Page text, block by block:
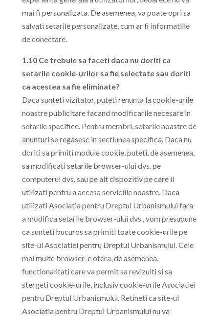
mai fi personalizata. De asemenea, va poate opri sa
salvati setarile personalizate, cum ar fi informatiile
de conectare.
1.10 Ce trebuie sa faceti daca nu doriti ca
setarile cookie-urilor sa fie selectate sau doriti
ca acestea sa fie eliminate?
Daca sunteti vizitator, puteti renunta la cookie-urile
noastre publicitare facand modificarile necesare in
setarile specifice. Pentru membri, setarile noastre de
anunturi se regasesc in sectiunea specifica. Daca nu
doriti sa primiti module cookie, puteti, de asemenea,
sa modificati setarile browser-ului dvs. pe
computerul dvs. sau pe alt dispozitiv pe care il
utilizati pentru a accesa serviciile noastre. Daca
utilizati Asociatia pentru Dreptul Urbanismului fara
a modifica setarile browser-ului dvs., vom presupune
ca sunteti bucuros sa primiti toate cookie-urile pe
site-ul Asociatiei pentru Dreptul Urbanismului. Cele
mai multe browser-e ofera, de asemenea,
functionalitati care va permit sa revizuiti si sa
stergeti cookie-urile, inclusiv cookie-urile Asociatiei
pentru Dreptul Urbanismului. Retineti ca site-ul
Asociatia pentru Dreptul Urbanismului nu va